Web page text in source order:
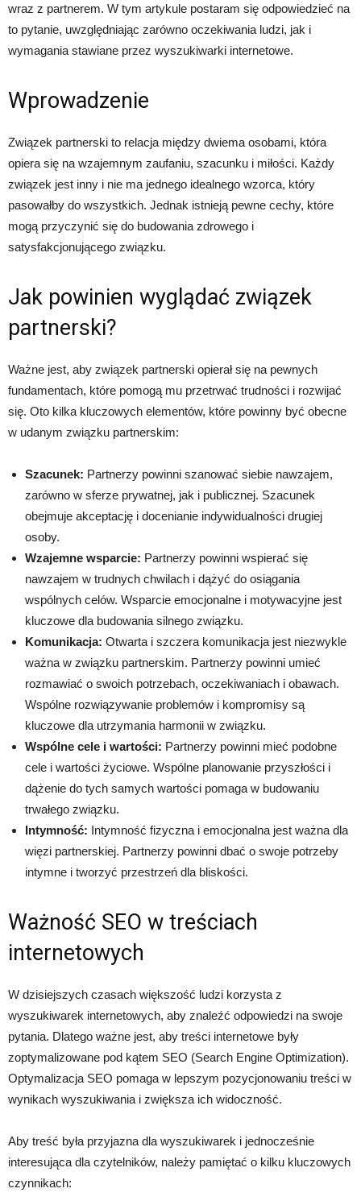
wraz z partnerem. W tym artykule postaram się odpowiedzieć na
to pytanie, uwzględniając zarówno oczekiwania ludzi, jak i
wymagania stawiane przez wyszukiwarki internetowe.
Wprowadzenie
Związek partnerski to relacja między dwiema osobami, która
opiera się na wzajemnym zaufaniu, szacunku i miłości. Każdy
związek jest inny i nie ma jednego idealnego wzorca, który
pasowałby do wszystkich. Jednak istnieją pewne cechy, które
mogą przyczynić się do budowania zdrowego i
satysfakcjonującego związku.
Jak powinien wyglądać związek
partnerski?
Ważne jest, aby związek partnerski opierał się na pewnych
fundamentach, które pomogą mu przetrwać trudności i rozwijać
się. Oto kilka kluczowych elementów, które powinny być obecne
w udanym związku partnerskim:
Szacunek: Partnerzy powinni szanować siebie nawzajem,
zarówno w sferze prywatnej, jak i publicznej. Szacunek
obejmuje akceptację i docenianie indywidualności drugiej
osoby.
Wzajemne wsparcie: Partnerzy powinni wspierać się
nawzajem w trudnych chwilach i dążyć do osiągania
wspólnych celów. Wsparcie emocjonalne i motywacyjne jest
kluczowe dla budowania silnego związku.
Komunikacja: Otwarta i szczera komunikacja jest niezwykle
ważna w związku partnerskim. Partnerzy powinni umieć
rozmawiać o swoich potrzebach, oczekiwaniach i obawach.
Wspólne rozwiązywanie problemów i kompromisy są
kluczowe dla utrzymania harmonii w związku.
Wspólne cele i wartości: Partnerzy powinni mieć podobne
cele i wartości życiowe. Wspólne planowanie przyszłości i
dążenie do tych samych wartości pomaga w budowaniu
trwałego związku.
Intymność: Intymność fizyczna i emocjonalna jest ważna dla
więzi partnerskiej. Partnerzy powinni dbać o swoje potrzeby
intymne i tworzyć przestrzeń dla bliskości.
Ważność SEO w treściach
internetowych
W dzisiejszych czasach większość ludzi korzysta z
wyszukiwarek internetowych, aby znaleźć odpowiedzi na swoje
pytania. Dlatego ważne jest, aby treści internetowe były
zoptymalizowane pod kątem SEO (Search Engine Optimization).
Optymalizacja SEO pomaga w lepszym pozycjonowaniu treści w
wynikach wyszukiwania i zwiększa ich widoczność.
Aby treść była przyjazna dla wyszukiwarek i jednocześnie
interesująca dla czytelników, należy pamiętać o kilku kluczowych
czynnikach: